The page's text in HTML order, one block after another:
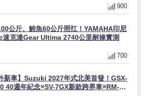
900
公斤、鮪魚60公斤照扛！YAMAHA印尼
速克達Gear Ultima 2740公里耐操實測
700
新車】Suzuki 2027年式北美首發！GSX-
40週年紀念×SV-7GX新款跨界車×RM-